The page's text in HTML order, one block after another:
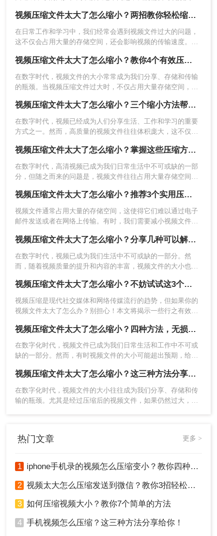
5、压缩完成，点击下载。
第三方视频压缩软件是一种专门用于减小文件大小
的工具，可以有效地压缩视频文件。这些软件通常
自定义设置。使用压缩软件的好处是可以批量处理
多个视频文件，提高工作效率。下面以转转大师压
缩视频为例。
操作如下：
1、需要批量压缩视频或者是压缩体积较大的视频，
那么建议下载客户端进行压缩处理。
2、到官网处下载安装包，点击“文件压缩”-“视频压
缩”，上传要压缩的视频。
大家看到这里应该知道视频压缩文件太大了怎么缩
据自己的需求选择合适的方法。
方法，以帮助大家缩小视频文件的大小。
视频压缩文件太大了怎么缩小？两招教你轻松缩小！
在日常工作和学习中，我们经常会遇到视频文件过大的问题，
这不仅会占用大量的存储空间，还会影响视频的传输速度。为
效的视频压缩方法，帮助你将过大的视频文件缩小到合适的体
积。
视频压缩文件太大了怎么缩小？教你4个有效压缩方法！
在数字时代，视频文件的大小常常成为我们分享、存储和传输
的瓶颈。当视频压缩文件过大时，不仅占用大量存储空间，还
小呢？本文将介绍四种有效的方法来缩小视频压缩文件的大
小，帮助您更高效地管理视频数据。
视频压缩文件太大了怎么缩小？三个缩小方法帮你解决！
在数字时代，视频已经成为人们分享生活、工作和学习的重要
方式之一。然而，高质量的视频文件往往体积庞大，这不仅占
缩文件太大了怎么缩小呢？本文将介绍三种缩小大型视频文件
的有效方法，帮助您优化视频文件的大小而不显著降低视频质
量。
视频压缩文件太大了怎么缩小？掌握这些压缩方法就够了！
在数字时代，高清视频已成为我们日常生活中不可或缺的一部
分，但随之而来的问题是，视频文件往往占用大量存储空间，
压缩文件太大了怎么缩小呢？针对这一问题，本文将为您介绍
四种实用的方法，帮助您有效缩小过大的视频压缩文件。
视频压缩文件太大了怎么缩小？推荐3个实用压缩方法！
视频文件通常占用大量的存储空间，这使得它们难以通过电子
邮件发送或者在网络上传输。有时，我们需要减小视频文件的
压缩文件太大了怎么缩小呢？本文将介绍几种常用的方法来压
缩视频文件。
视频压缩文件太大了怎么缩小？分享几种可以解决问题的方法！
在数字时代，视频已成为我们生活中不可或缺的一部分。然
而，随着视频质量的提升和内容的丰富，视频文件的大小也往
视频的传输和分享带来了诸多不便。因此，学会视频压缩文件
太大了怎么缩小变得尤为重要。本文将为您介绍几种有效的缩
小视频文件大小的方法。
视频压缩文件太大了怎么缩小？不妨试试这3个视频压缩方法！
视频压缩是现代社交媒体和网络传媒流行的趋势，但如果你的
视频文件太大了怎么办？别担心！本文将揭示一些行之有效的
视频，还是为了在移动设备上节省存储空间，这些技巧都将非
常实用。那么视频压缩文件太大了怎么缩小呢？下面一起看看
吧。
视频压缩文件太大了怎么缩小？四种方法，无损压缩不失真！
在数字化时代，视频文件已成为我们日常生活和工作中不可或
缺的一部分。然而，有时视频文件的大小可能超出预期，给存
文件进行压缩以减小其大小。那么视频压缩文件太大了怎么缩
小呢？本文将介绍四种实用的视频压缩方法，帮助你轻松缩小
视频文件大小。
视频压缩文件太大了怎么缩小？这三种方法分享给你！
​在数字化时代，视频文件的大小往往成为我们分享、存储和传
输的瓶颈。尤其是经过压缩后的视频文件，如果仍然过大，就
解决视频压缩文件过大的问题。
热门文章 更多 >
1 iphone手机录的视频怎么压缩变小？教你四种压缩方法！
2 视频太大怎么压缩发送到微信？教你3招轻松搞定！
3 如何压缩视频大小？教你7个简单的方法
4 手机视频怎么压缩？这三种方法分享给你！